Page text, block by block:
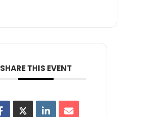
SHARE THIS EVENT